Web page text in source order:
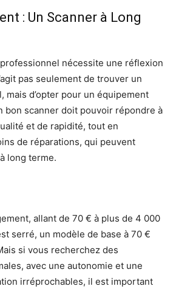
: Un Scanner à Long
nécessite une réflexion
pas seulement de trouver un
mais d’opter pour un équipement
bon scanner doit pouvoir répondre à
et de rapidité, tout en
de réparations, qui peuvent
long terme.
allant de 70 € à plus de 4 000
serré, un modèle de base à 70 €
si vous recherchez des
avec une autonomie et une
irréprochables, il est important